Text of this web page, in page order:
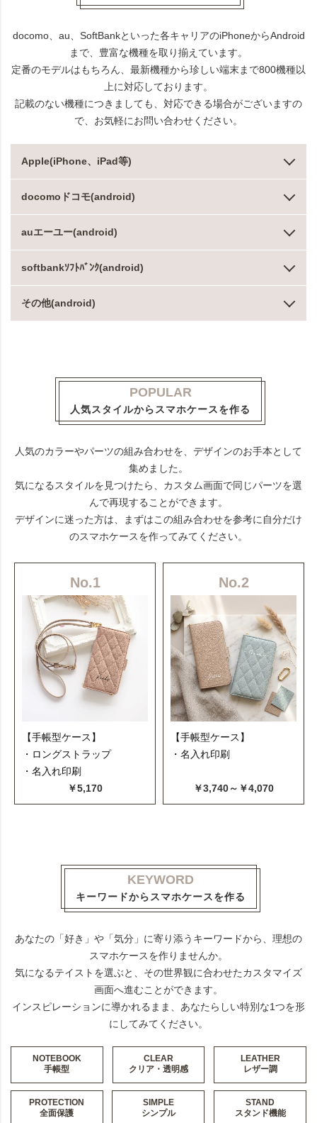
docomo、au、SoftBankといった各キャリアのiPhoneからAndroid
まで、豊富な機種を取り揃えています。
定番のモデルはもちろん、最新機種から珍しい端末まで800機種以
上に対応しております。
記載のない機種につきましても、対応できる場合がございますの
で、お気軽にお問い合わせください。
Apple(iPhone、iPad等)
docomoドコモ(android)
auエーユー(android)
softbankｿﾌﾄﾊﾞﾝｸ(android)
その他(android)
POPULAR
人気スタイルからスマホケースを作る
人気のカラーやパーツの組み合わせを、デザインのお手本として
集めました。
気になるスタイルを見つけたら、カスタム画面で同じパーツを選
んで再現することができます。
デザインに迷った方は、まずはこの組み合わせを参考に自分だけ
のスマホケースを作ってみてください。
No.1
【手帳型ケース】
・ロングストラップ
・名入れ印刷
￥5,170
No.2
【手帳型ケース】
・名入れ印刷
￥3,740～￥4,070
KEYWORD
キーワードからスマホケースを作る
あなたの「好き」や「気分」に寄り添うキーワードから、理想の
スマホケースを作りませんか。
気になるテイストを選ぶと、その世界観に合わせたカスタマイズ
画面へ進むことができます。
インスピレーションに導かれるまま、あなたらしい特別な1つを形
にしてみてください。
NOTEBOOK
手帳型
CLEAR
クリア・透明感
LEATHER
レザー調
PROTECTION
全面保護
SIMPLE
シンプル
STAND
スタンド機能